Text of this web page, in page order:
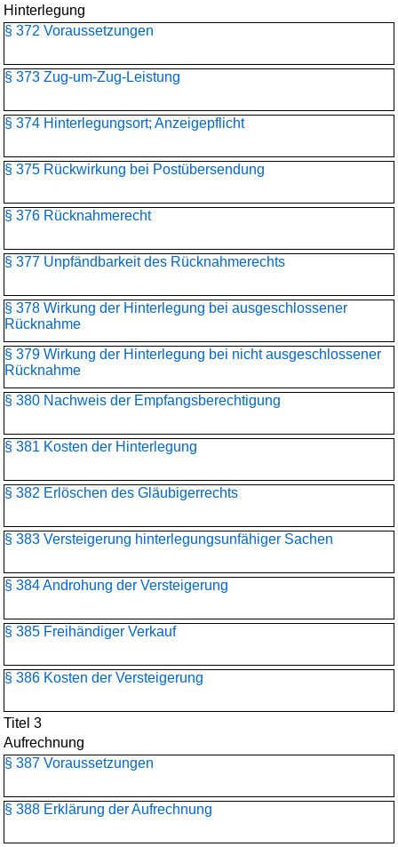
Hinterlegung
§ 372 Voraussetzungen
§ 373 Zug-um-Zug-Leistung
§ 374 Hinterlegungsort; Anzeigepflicht
§ 375 Rückwirkung bei Postübersendung
§ 376 Rücknahmerecht
§ 377 Unpfändbarkeit des Rücknahmerechts
§ 378 Wirkung der Hinterlegung bei ausgeschlossener
Rücknahme
§ 379 Wirkung der Hinterlegung bei nicht ausgeschlossener
Rücknahme
§ 380 Nachweis der Empfangsberechtigung
§ 381 Kosten der Hinterlegung
§ 382 Erlöschen des Gläubigerrechts
§ 383 Versteigerung hinterlegungsunfähiger Sachen
§ 384 Androhung der Versteigerung
§ 385 Freihändiger Verkauf
§ 386 Kosten der Versteigerung
Titel 3
Aufrechnung
§ 387 Voraussetzungen
§ 388 Erklärung der Aufrechnung